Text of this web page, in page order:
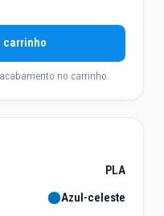
carrinho
no carrinho.
PLA
Azul-celeste